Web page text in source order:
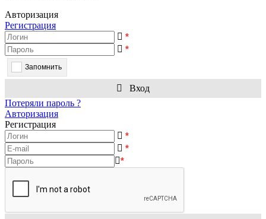
Авторизация
Регистрация
*
*
Запомнить
Вход
Потеряли пароль ?
Авторизация
Регистрация
*
*
*